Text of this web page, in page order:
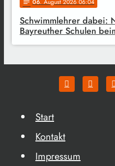
notes 06. August 2026 06:04
Schwimmlehrer dabei:
Bayreuther Schulen
Start
Kontakt
Impressum